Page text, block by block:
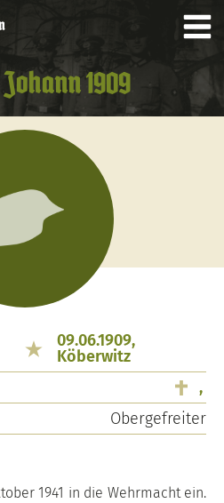
1909
09.06.1909,
Köberwitz
,
Obergefreiter
1941 in die Wehrmacht ein.